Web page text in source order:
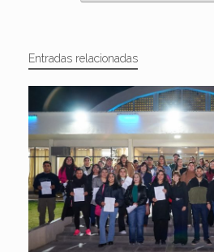
Entradas relacionadas